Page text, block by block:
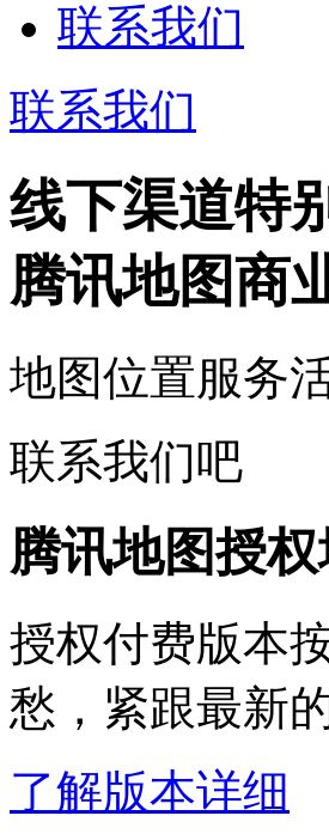
联系我们
联系我们
线下渠道特
腾讯地图商
地图位置服务
联系我们吧
腾讯地图授
授权付费版本
愁，紧跟最新
了解版本详细